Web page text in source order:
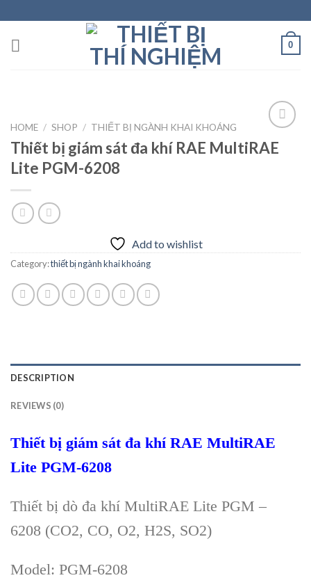
to
content
0
HOME / SHOP / THIẾT BỊ NGÀNH KHAI KHOÁNG
Thiết bị giám sát đa khí RAE MultiRAE
Lite PGM-6208
Add to wishlist
Category:thiết bị ngành khai khoáng
DESCRIPTION
REVIEWS (0)
Thiết bị giám sát đa khí RAE MultiRAE
Lite PGM-6208
Thiết bị dò đa khí MultiRAE Lite PGM –
6208 (CO2, CO, O2, H2S, SO2)
Model: PGM-6208